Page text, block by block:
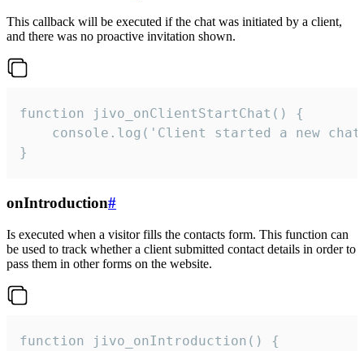
This callback will be executed if the chat was initiated by a client,
and there was no proactive invitation shown.
function jivo_onClientStartChat() {
console.log('Client started a new
}
onIntroduction#
Is executed when a visitor fills the contacts form. This function can
be used to track whether a client submitted contact details in order to
pass them in other forms on the website.
function jivo_onIntroduction() {